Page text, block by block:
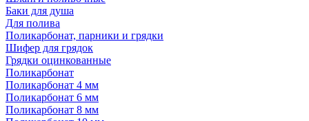
Баки для душа
Для полива
Поликарбонат, парники и грядки
Шифер для грядок
Грядки оцинкованные
Поликарбонат
Поликарбонат 4 мм
Поликарбонат 6 мм
Поликарбонат 8 мм